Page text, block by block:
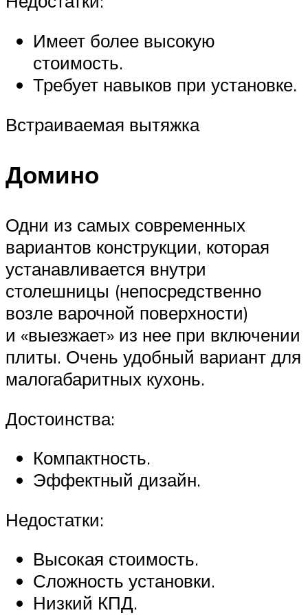
Имеет более высокую
стоимость.
Требует навыков при установке.
Встраиваемая вытяжка
Домино
Одни из самых современных
вариантов конструкции, которая
устанавливается внутри
столешницы (непосредственно
возле варочной поверхности)
и «выезжает» из нее при включении
плиты. Очень удобный вариант для
малогабаритных кухонь.
Достоинства:
Компактность.
Эффектный дизайн.
Недостатки:
Высокая стоимость.
Сложность установки.
Низкий КПД.